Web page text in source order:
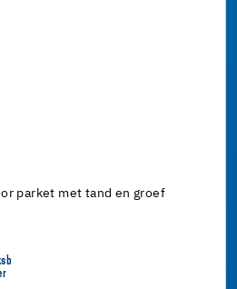
parket met tand en groef